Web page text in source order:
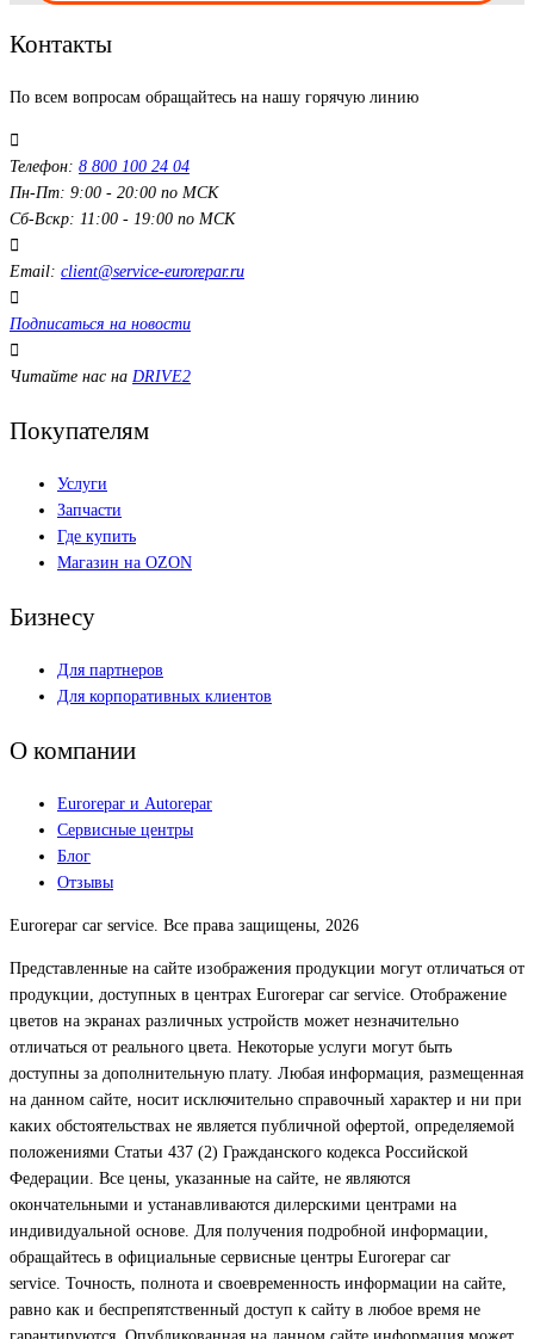
Контакты
По всем вопросам обращайтесь на нашу горячую линию
Телефон: 8 800 100 24 04
Пн-Пт: 9:00 - 20:00 по МСК
Сб-Вскр: 11:00 - 19:00 по МСК
Email: client@service-eurorepar.ru
Подписаться на новости
Читайте нас на DRIVE2
Покупателям
Услуги
Запчасти
Где купить
Магазин на OZON
Бизнесу
Для партнеров
Для корпоративных клиентов
О компании
Eurorepar и Autorepar
Сервисные центры
Блог
Отзывы
Eurorepar car service. Все права защищены, 2026
Представленные на сайте изображения продукции могут отличаться от
продукции, доступных в центрах Eurorepar car service. Отображение
цветов на экранах различных устройств может незначительно
отличаться от реального цвета. Некоторые услуги могут быть
доступны за дополнительную плату. Любая информация, размещенная
на данном сайте, носит исключительно справочный характер и ни при
каких обстоятельствах не является публичной офертой, определяемой
положениями Статьи 437 (2) Гражданского кодекса Российской
Федерации. Все цены, указанные на сайте, не являются
окончательными и устанавливаются дилерскими центрами на
индивидуальной основе. Для получения подробной информации,
обращайтесь в официальные сервисные центры Eurorepar car
service. Точность, полнота и своевременность информации на сайте,
равно как и беспрепятственный доступ к сайту в любое время не